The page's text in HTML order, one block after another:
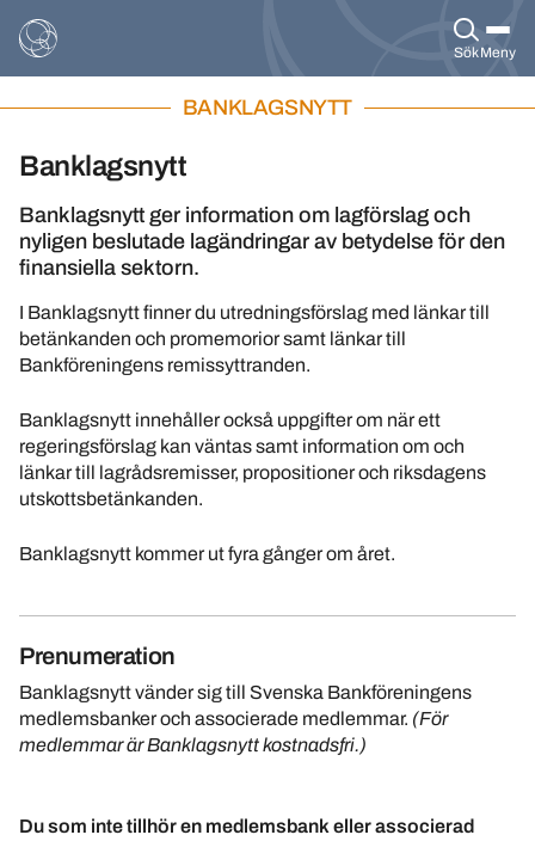
SökMeny
BANKLAGSNYTT
Banklagsnytt
Banklagsnytt ger information om lagförslag och
nyligen beslutade lagändringar av betydelse för den
finansiella sektorn.
I Banklagsnytt finner du utredningsförslag med länkar till
betänkanden och promemorior samt länkar till
Bankföreningens remissyttranden.
Banklagsnytt innehåller också uppgifter om när ett
regeringsförslag kan väntas samt information om och
länkar till lagrådsremisser, propositioner och riksdagens
utskottsbetänkanden.
Banklagsnytt kommer ut fyra gånger om året.
Prenumeration
Banklagsnytt vänder sig till Svenska Bankföreningens
medlemsbanker och associerade medlemmar. (För
medlemmar är Banklagsnytt kostnadsfri.)
Du som inte tillhör en medlemsbank eller associerad